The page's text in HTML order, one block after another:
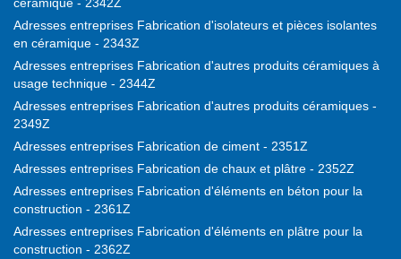
Adresses entreprises Fabrication d'isolateurs et pièces isolantes
en céramique - 2343Z
Adresses entreprises Fabrication d'autres produits céramiques à
usage technique - 2344Z
Adresses entreprises Fabrication d'autres produits céramiques -
2349Z
Adresses entreprises Fabrication de ciment - 2351Z
Adresses entreprises Fabrication de chaux et plâtre - 2352Z
Adresses entreprises Fabrication d'éléments en béton pour la
construction - 2361Z
Adresses entreprises Fabrication d'éléments en plâtre pour la
construction - 2362Z